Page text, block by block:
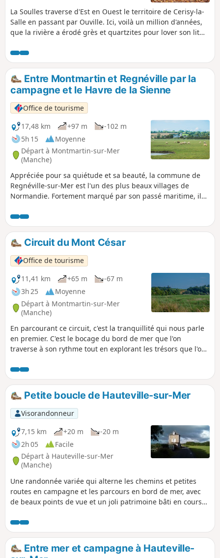
La Soulles traverse d'Est en Ouest le territoire de Cerisy-la-
Salle en passant par Ouville. Ici, voilà un million d'années,
que la rivière a érodé grès et quartzites pour lover son lit
Montpinchon.
Entre Montmartin et Regnéville par la
campagne et le Havre de la Sienne
Office de tourisme
17,48 km
+97 m
-102 m
5h 15
Moyenne
Départ à Montmartin-sur-Mer
(Manche)
Appréciée pour sa quiétude et sa beauté, la commune de
Regnéville-sur-Mer est l'un des plus beaux villages de
Normandie. Fortement marqué par son passé maritime, il
composent : Grimouville, Urville, Incleville, le Rey, etc.
Découvrez l'ensemble de la commune, son histoire et ses
trésors.Circuit du Mont César
Office de tourisme
11,41 km
+65 m
-67 m
3h 25
Moyenne
Départ à Montmartin-sur-Mer
(Manche)
En parcourant ce circuit, c'est la tranquillité qui nous parle
en premier. C'est le bocage du bord de mer que l'on
traverse à son rythme tout en explorant les trésors que l'on
Petite boucle de Hauteville-sur-Mer
Visorandonneur
7,15 km
+20 m
-20 m
2h 05
Facile
Départ à Hauteville-sur-Mer
(Manche)
Une randonnée variée qui alterne les chemins et petites
routes en campagne et les parcours en bord de mer, avec
de beaux points de vue et un joli patrimoine bâti en cours
Entre mer et campagne à Hauteville-